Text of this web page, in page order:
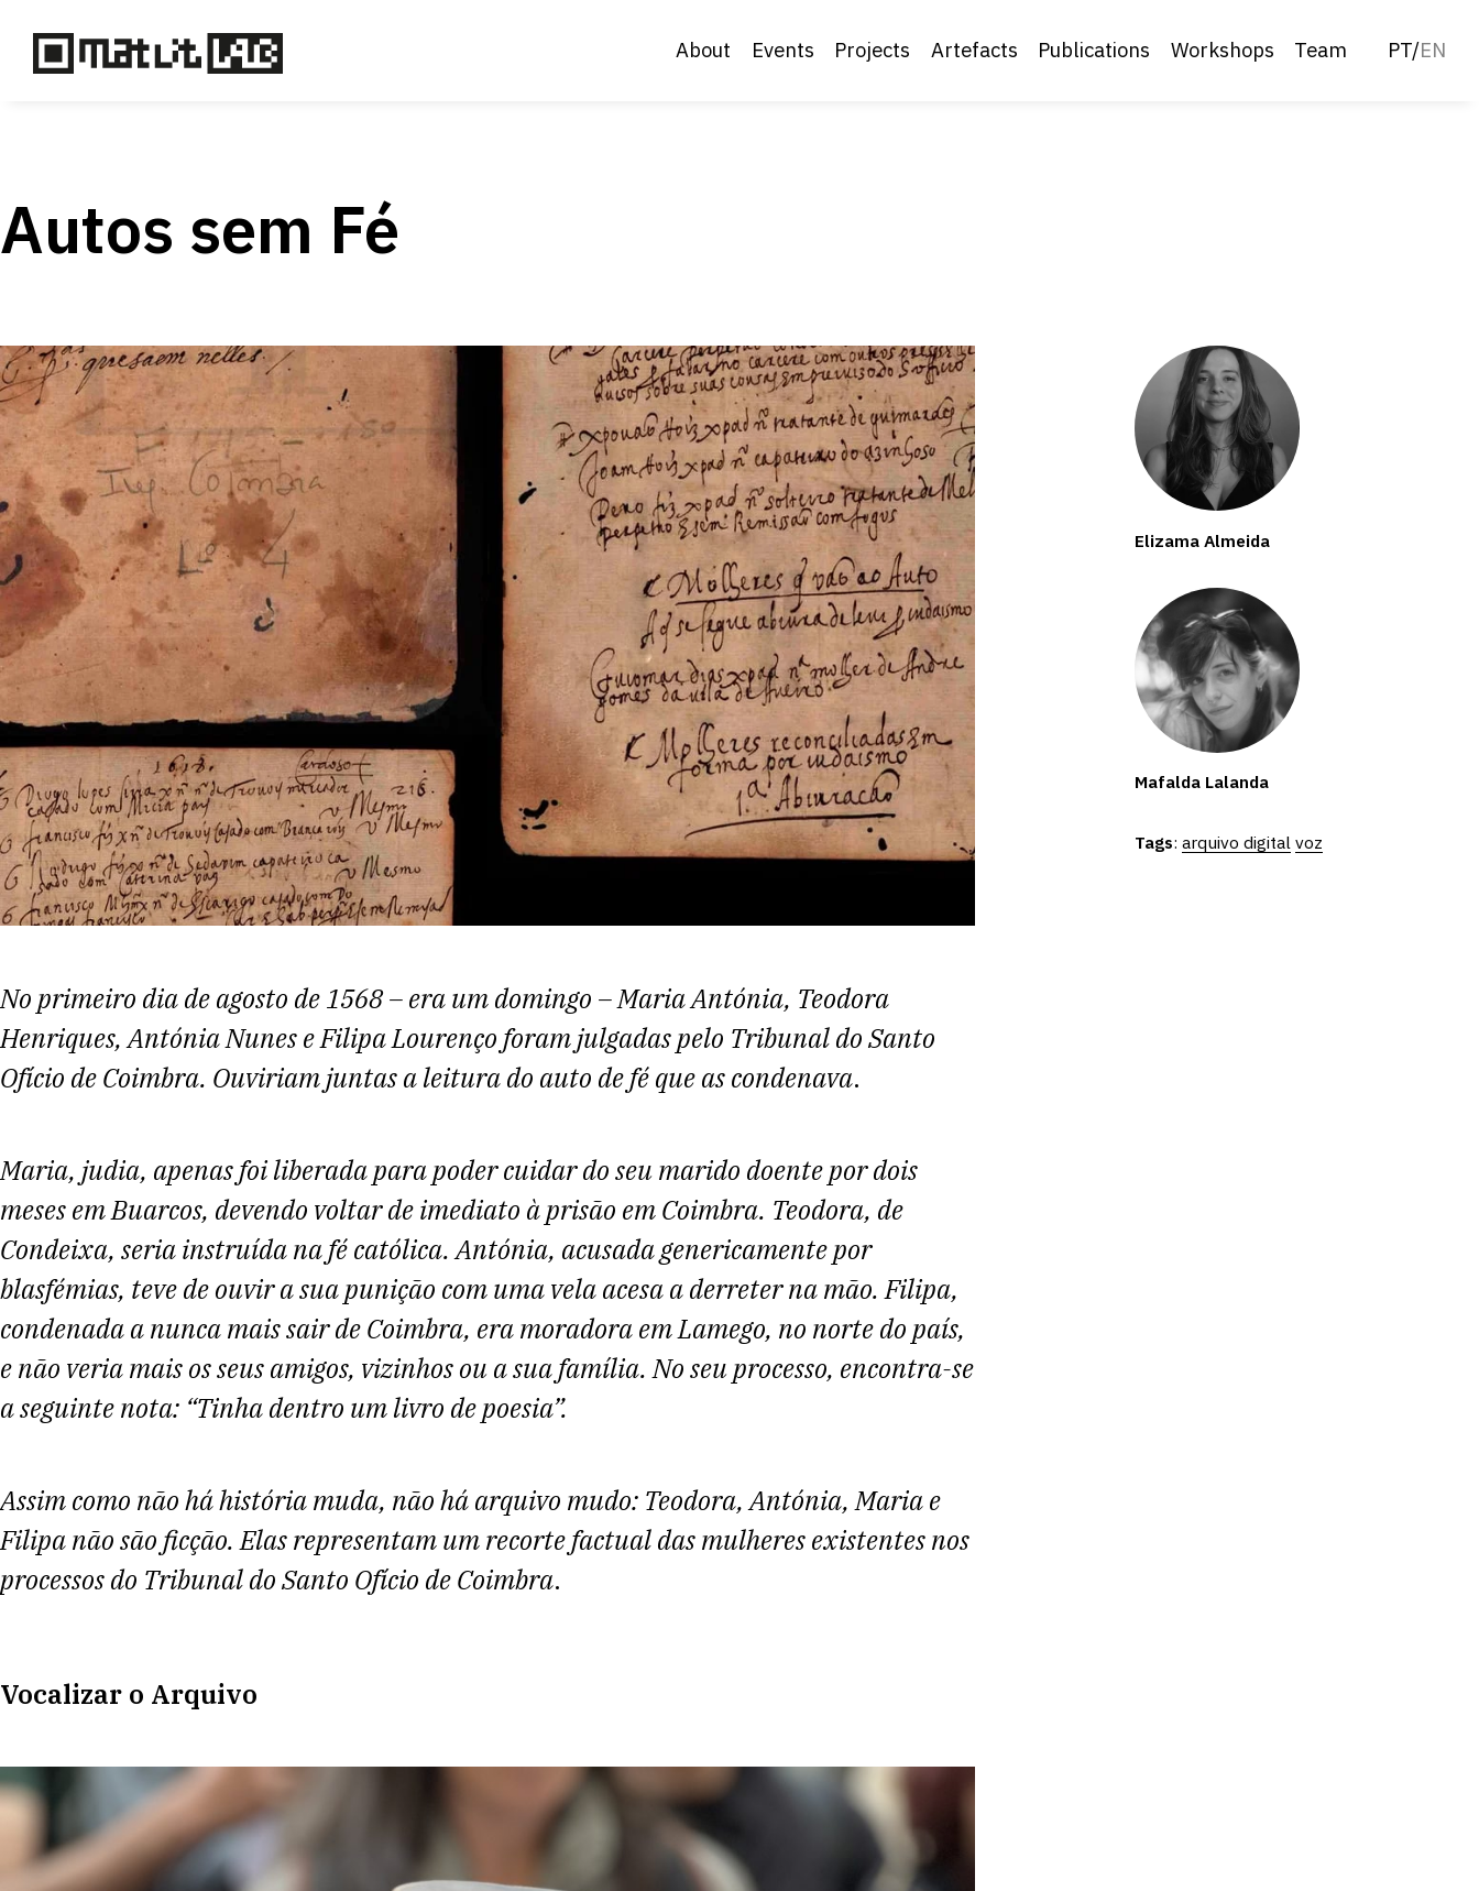
About Events Projects Artefacts Publications Workshops Team PT/EN
Autos sem Fé
No primeiro dia de agosto de 1568 – era um domingo – Maria Antónia, Teodora
Henriques, Antónia Nunes e Filipa Lourenço foram julgadas pelo Tribunal do Santo
Ofício de Coimbra. Ouviriam juntas a leitura do auto de fé que as condenava.
Maria, judia, apenas foi liberada para poder cuidar do seu marido doente por dois
meses em Buarcos, devendo voltar de imediato à prisão em Coimbra. Teodora, de
Condeixa, seria instruída na fé católica. Antónia, acusada genericamente por
blasfémias, teve de ouvir a sua punição com uma vela acesa a derreter na mão. Filipa,
condenada a nunca mais sair de Coimbra, era moradora em Lamego, no norte do país,
e não veria mais os seus amigos, vizinhos ou a sua família. No seu processo, encontra-se
a seguinte nota: “Tinha dentro um livro de poesia”.
Assim como não há história muda, não há arquivo mudo: Teodora, Antónia, Maria e
Filipa não são ficção. Elas representam um recorte factual das mulheres existentes nos
processos do Tribunal do Santo Ofício de Coimbra.
Vocalizar o Arquivo
Elizama Almeida
Mafalda Lalanda
Tags: arquivo digital voz